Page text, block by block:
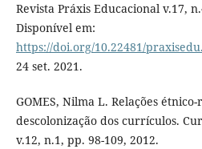
Revista Práxis Educacional v.17,
Disponível em:
https://doi.org/10.22481/
24 set. 2021.
GOMES, Nilma L. Relações
descolonização dos currículos.
v.12, n.1, pp. 98-109, 2012.